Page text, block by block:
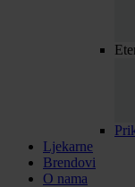
Ljekarne
Brendovi
O nama